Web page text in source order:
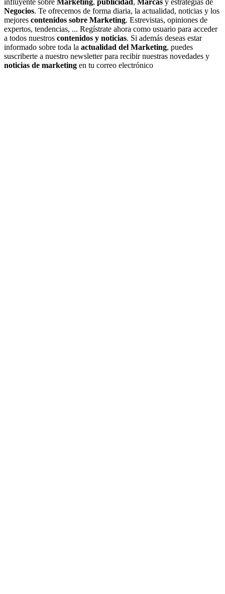
influyente sobre Marketing, publicidad , Marcas y estrategias de
Negocios. Te ofrecemos de forma diaria, la actualidad, noticias y los
mejores contenidos sobre Marketing. Estrevistas, opiniones de
expertos, tendencias, ... Regístrate ahora como usuario para acceder
a todos nuestros contenidos y noticias. Si además deseas estar
informado sobre toda la actualidad del Marketing, puedes
suscriberte a nuestro newsletter para recibir nuestras novedades y
noticias de marketing en tu correo electrónico